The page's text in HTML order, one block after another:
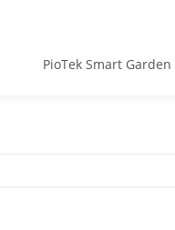
PioTek Smart Garden